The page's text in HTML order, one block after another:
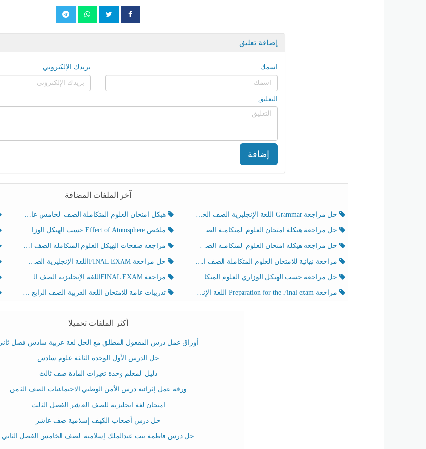
إضافة تعليق
اسمك بريدك الإلكتروني
التعليق
إضافة
آخر الملفات المضافة
حل مراجعة Grammar اللغة الإنجليزية الصف الخامس الفصل الثالث هيكل امتحان العلوم المتكاملة الصف الخامس عام الفصل الدراسي الثالث 2025-2026
حل مراجعة هيكلة امتحان العلوم المتكاملة الصف الخامس انسبير الفصل الثالث ملخص Effect of Atmosphere حسب الهيكل الوزاري العلوم المتكاملة الصف الخامس انسبير الفصل الثالث
حل مراجعة هيكلة امتحان العلوم المتكاملة الصف الخامس عام الفصل الثالث مراجعة صفحات الهيكل العلوم المتكاملة الصف الخامس انسبير الفصل الثالث
مراجعة نهائية للامتحان العلوم المتكاملة الصف الخامس انسبير الفصل الثالث حل مراجعة FINAL EXAMاللغة الإنجليزية الصف الخامس الفصل الثالث
حل مراجعة حسب الهيكل الوزاري العلوم المتكاملة الصف الخامس عام الفصل الثالث مراجعة FINAL EXAMاللغة الإنجليزية الصف الخامس الفصل الثالث
مراجعة Preparation for the Final exam اللغة الإنجليزية الصف الرابع الفصل الثالث تدريبات عامة للامتحان اللغة العربية الصف الرابع الفصل الثالث
أكثر الملفات تحميلا
أوراق عمل درس المفعول المطلق مع الحل لغة عربية سادس فصل
حل الدرس الأول الوحدة الثالثة علوم سادس
دليل المعلم وحدة تغيرات المادة صف ثالث
ورقة عمل إثرائية درس الأمن الوطني الاجتماعيات الصف الثامن
امتحان لغة انجليزية للصف العاشر الفصل الثالث
حل درس أصحاب الكهف إسلامية صف عاشر
حل درس فاطمة بنت عبدالملك إسلامية الصف الخامس الفصل الثاني